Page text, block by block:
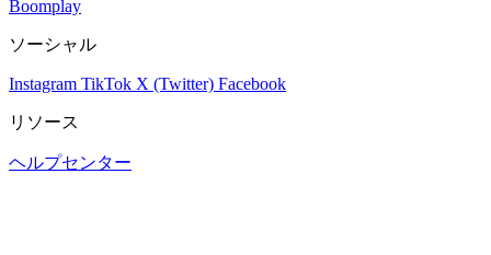
Boomplay
ソーシャル
Instagram TikTok X (Twitter) Facebook
リソース
ヘルプセンター